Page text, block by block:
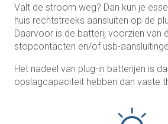
Valt de stroom weg? Dan kun je
huis rechtstreeks aansluiten op de
Daarvoor is de batterij voorzien van
stopcontacten en/of usb-
Het nadeel van plug-in batterijen is
opslagcapaciteit hebben dan vaste